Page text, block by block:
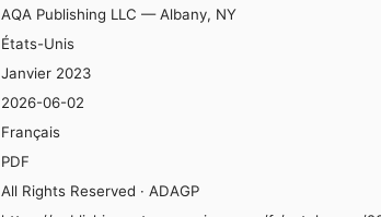
AQA Publishing LLC — Albany, NY
États-Unis
Janvier 2023
2026-06-02
Français
PDF
All Rights Reserved · ADAGP